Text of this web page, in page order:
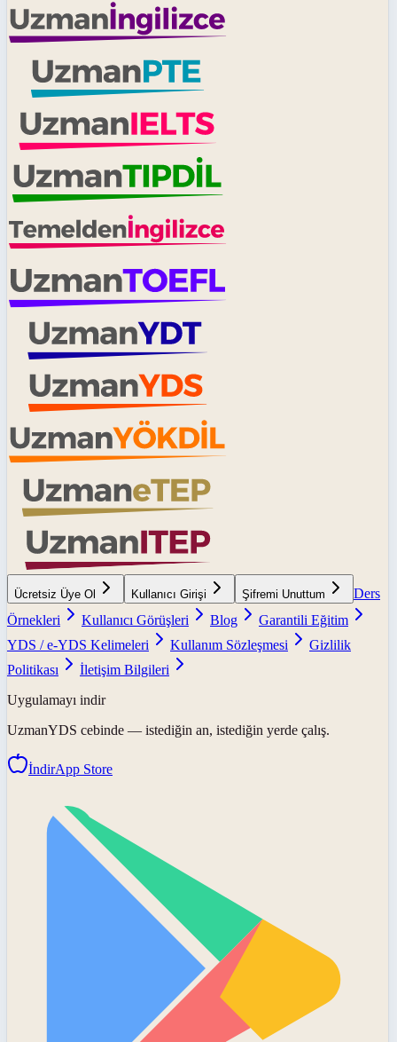
Ücretsiz Üye Ol Kullanıcı Girişi Şifremi Unuttum
Ders
Örnekleri
Kullanıcı Görüşleri Blog
Garantili Eğitim
YDS / e-YDS Kelimeleri
Kullanım Sözleşmesi
Gizlilik
Politikası
İletişim Bilgileri
Uygulamayı indir
UzmanYDS cebinde — istediğin an, istediğin yerde çalış.
İndirApp Store